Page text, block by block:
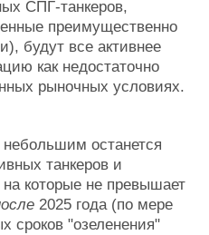
СПГ-танкеров,
преимущественно
будут все активнее
как недостаточно
рыночных условиях.
небольшим останется
танкеров и
которые не превышает
2025 года (по мере
сроков "озеленения"